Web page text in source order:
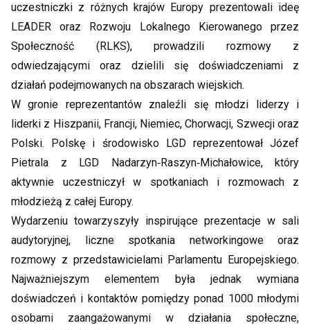
uczestniczki z różnych krajów Europy prezentowali ideę
LEADER oraz Rozwoju Lokalnego Kierowanego przez
Społeczność (RLKS), prowadzili rozmowy z
odwiedzającymi oraz dzielili się doświadczeniami z
działań podejmowanych na obszarach wiejskich.
W gronie reprezentantów znaleźli się młodzi liderzy i
liderki z Hiszpanii, Francji, Niemiec, Chorwacji, Szwecji oraz
Polski. Polskę i środowisko LGD reprezentował Józef
Pietrala z LGD Nadarzyn‑Raszyn‑Michałowice, który
aktywnie uczestniczył w spotkaniach i rozmowach z
młodzieżą z całej Europy.
Wydarzeniu towarzyszyły inspirujące prezentacje w sali
audytoryjnej, liczne spotkania networkingowe oraz
rozmowy z przedstawicielami Parlamentu Europejskiego.
Najważniejszym elementem była jednak wymiana
doświadczeń i kontaktów pomiędzy ponad 1000 młodymi
osobami zaangażowanymi w działania społeczne,